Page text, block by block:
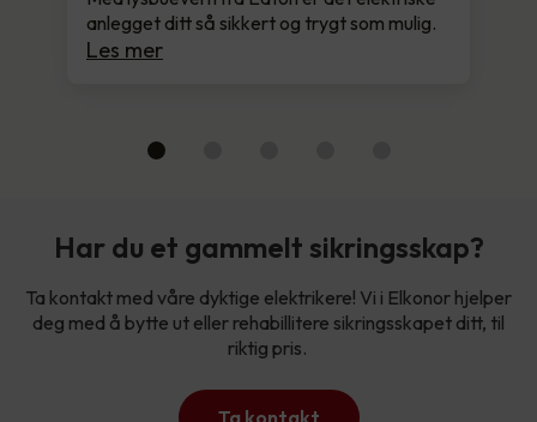
anlegget ditt så sikkert og trygt som mulig.
Les mer
Har du et gammelt sikringsskap?
Ta kontakt med våre dyktige elektrikere! Vi i Elkonor hjelper
deg med å bytte ut eller rehabillitere sikringsskapet ditt, til
riktig pris.
Ta kontakt